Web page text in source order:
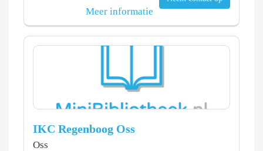
Meer informatie
IKC Regenboog Oss
Oss